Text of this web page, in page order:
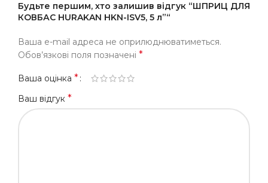
Будьте першим, хто залишив відгук “ШПРИЦ ДЛЯ
КОВБАС HURAKAN HKN-ISV5, 5 л”“
Ваша e-mail адреса не оприлюднюватиметься.
Обов’язкові поля позначені *
Ваша оцінка *
Ваш відгук *